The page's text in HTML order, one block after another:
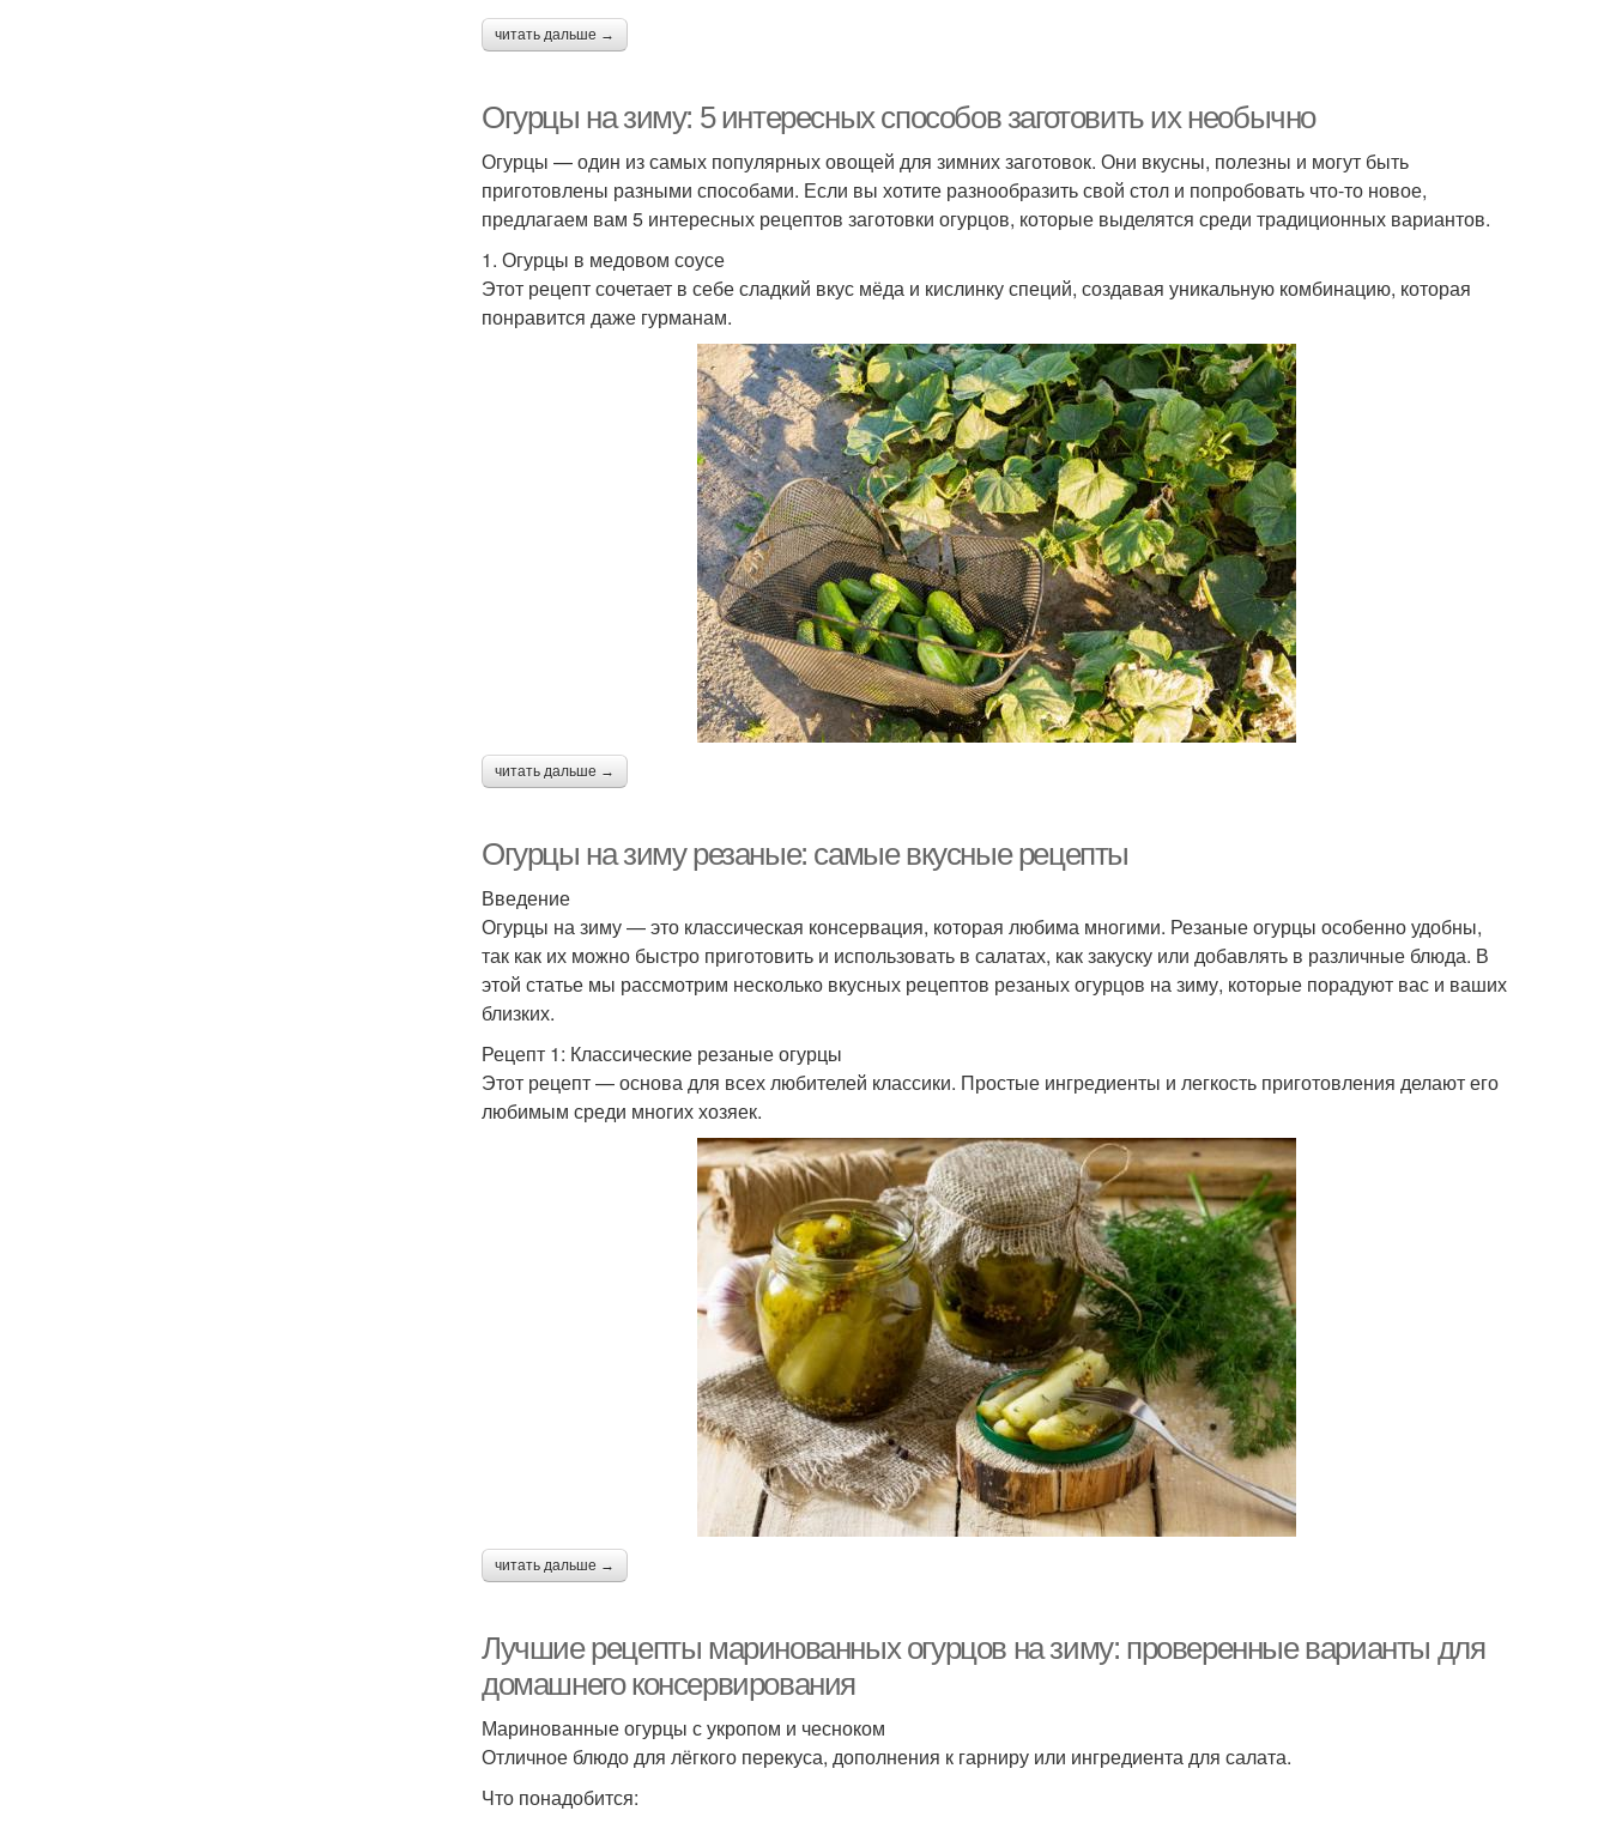
читать дальше →
Огурцы на зиму: 5 интересных способов заготовить их необычно
Огурцы — один из самых популярных овощей для зимних заготовок. Они вкусны, полезны и могут быть
приготовлены разными способами. Если вы хотите разнообразить свой стол и попробовать что-то новое,
предлагаем вам 5 интересных рецептов заготовки огурцов, которые выделятся среди традиционных вариантов.
1. Огурцы в медовом соусе
Этот рецепт сочетает в себе сладкий вкус мёда и кислинку специй, создавая уникальную комбинацию, которая
понравится даже гурманам.
читать дальше →
Огурцы на зиму резаные: самые вкусные рецепты
Введение
Огурцы на зиму — это классическая консервация, которая любима многими. Резаные огурцы особенно удобны,
так как их можно быстро приготовить и использовать в салатах, как закуску или добавлять в различные блюда. В
этой статье мы рассмотрим несколько вкусных рецептов резаных огурцов на зиму, которые порадуют вас и ваших
близких.
Рецепт 1: Классические резаные огурцы
Этот рецепт — основа для всех любителей классики. Простые ингредиенты и легкость приготовления делают его
любимым среди многих хозяек.
читать дальше →
Лучшие рецепты маринованных огурцов на зиму: проверенные варианты для
домашнего консервирования
Маринованные огурцы с укропом и чесноком
Отличное блюдо для лёгкого перекуса, дополнения к гарниру или ингредиента для салата.
Что понадобится: